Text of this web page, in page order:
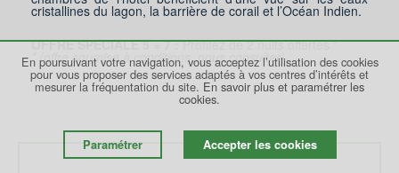
cristallines du lagon, la barrière de corail et l’Océan Indien.
OFFRE SPECIALE 5 = 7 :Profitez de 2 nuits offertes *
* (offre soumise à conditions, nous consulter)
En poursuivant votre navigation, vous acceptez l’utilisation des cookies
pour vous proposer des services adaptés à vos centres d’intérêts et
mesurer la fréquentation du site. En savoir plus et paramétrer les
cookies.
Paramétrer Accepter les cookies